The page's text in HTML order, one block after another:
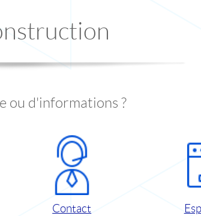
ou d'informations ?
Contact